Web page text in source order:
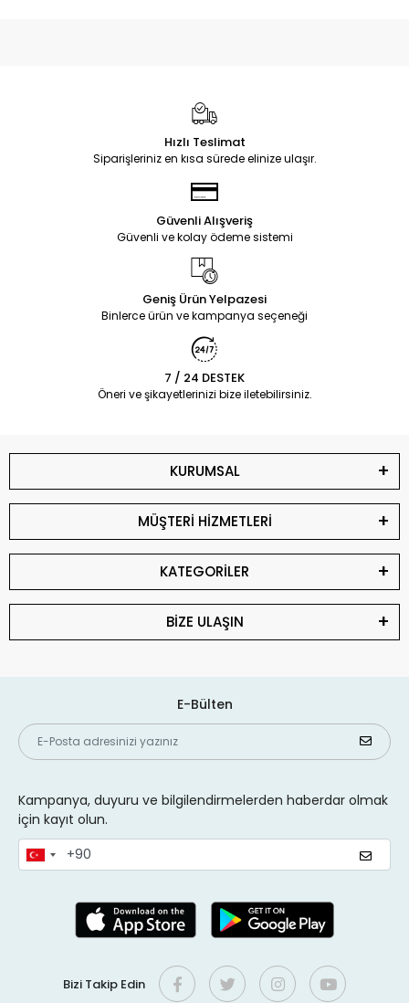
Hızlı Teslimat
Siparişleriniz en kısa sürede elinize ulaşır.
Güvenli Alışveriş
Güvenli ve kolay ödeme sistemi
Geniş Ürün Yelpazesi
Binlerce ürün ve kampanya seçeneği
7 / 24 DESTEK
Öneri ve şikayetlerinizi bize iletebilirsiniz.
KURUMSAL
MÜŞTERİ HİZMETLERİ
KATEGORİLER
BİZE ULAŞIN
E-Bülten
Kampanya, duyuru ve bilgilendirmelerden haberdar olmak
için kayıt olun.
Bizi Takip Edin